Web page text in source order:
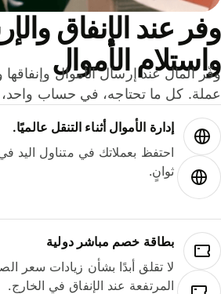
عند الإنفاق
الأموال
كل ما تحتاجه، في حساب واحد،
إدارة الأموال أثناء التنقل عالميًا.
احتفظ بعملاتك في متناول اليد
ثوانٍ.
بطاقة خصم مباشر دولية
لا تقلق أبدًا بشأن زيادات سعر
المرتفعة عند الإنفاق في الخارج.